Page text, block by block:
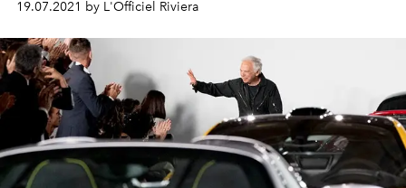
19.07.2021 by L'Officiel Riviera